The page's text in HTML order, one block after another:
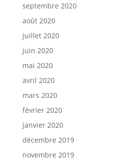
septembre 2020
août 2020
juillet 2020
juin 2020
mai 2020
avril 2020
mars 2020
février 2020
janvier 2020
décembre 2019
novembre 2019